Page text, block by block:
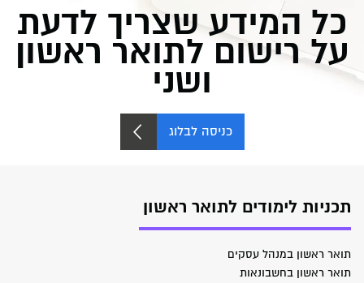
כל המידע שצריך לדעת
על רישום לתואר ראשון
ושני
כניסה לבלוג
תכניות לימודים לתואר ראשון
תואר ראשון במנהל עסקים
תואר ראשון בחשבונאות